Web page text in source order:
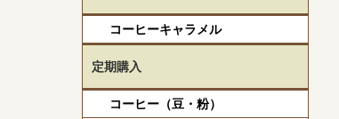
コーヒーキャラメル
定期購入
コーヒー（豆・粉）